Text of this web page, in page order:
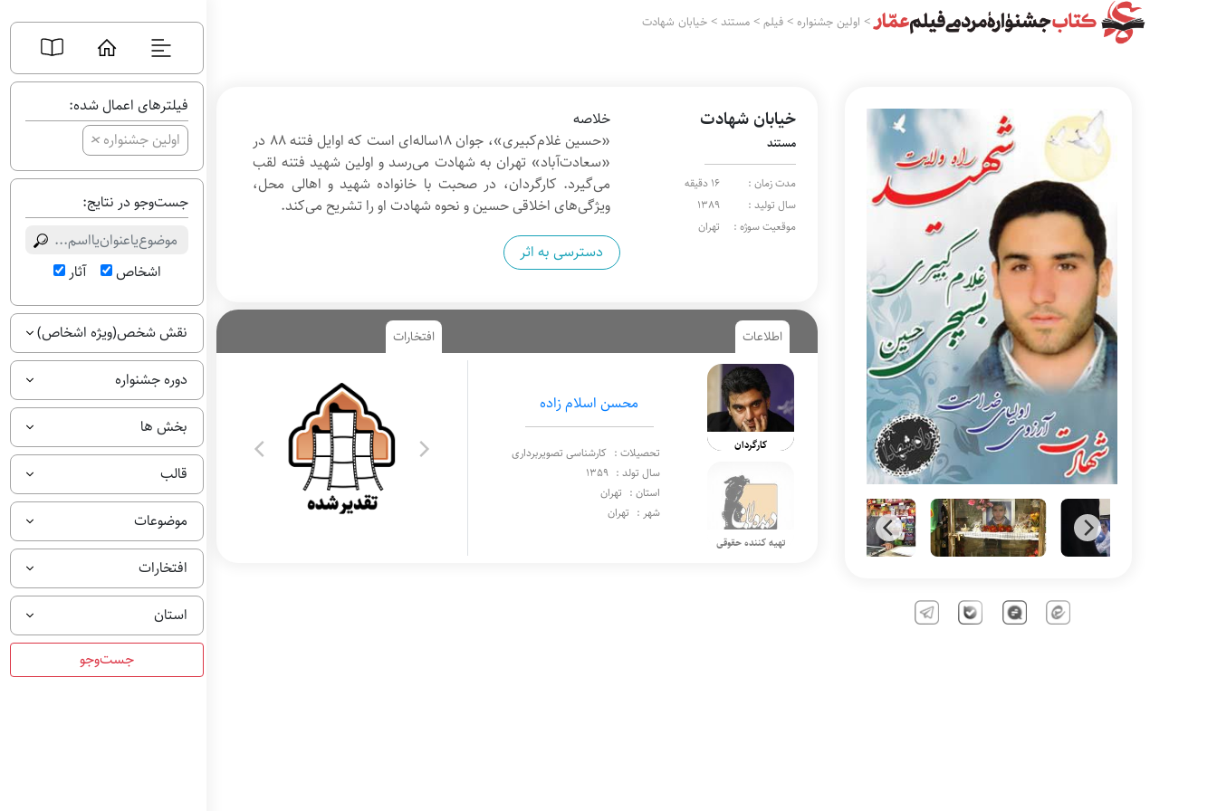
فیلترهای اعمال شده:
اولین جشنواره+
جست‌وجو در نتایج:
اشخاص آثار
نقش شخص(ویژه اشخاص)
دوره جشنواره
بخش ها
قالب
موضوعات
افتخارات
استان
> اولین جشنواره >فیلم >مستند >خیابان شهادت
خیابان شهادت
مستند
مدت زمان :
16 دقیقه
سال تولید :
1389
موقعیت سوژه :
تهران
خلاصه
«حسین غلام‌کبیری»، جوان ۱۸ساله‌ای‌ ‌است که اوایل فتنه۸۸ در
«سعادت‌آباد» تهران به شهادت می‌رسد و اولین شهید فتنه لقب
می‌گیرد. کارگردان، در صحبت با خانواده شهید و اهالی محل،
ویژگی‌های اخلاقی حسین و نحوه شهادت او را تشریح می‌کند.
دسترسی به اثر
اطلاعات افتخارات
کارگردان
تهیه کننده حقوقی
محسن اسلام زاده
تحصیلات : کارشناسی تصویربرداری
سال تولد : 1359
استان : تهران
شهر : تهران